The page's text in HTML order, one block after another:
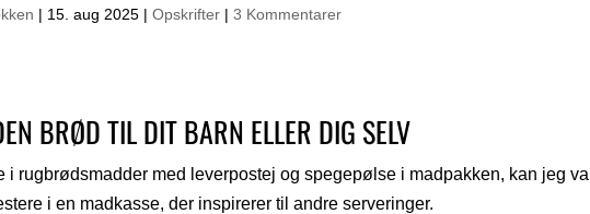
| 15. aug 2025 | Opskrifter | 3 Kommentarer
BRØD TIL DIT BARN ELLER DIG SELV
i rugbrødsmadder med leverpostej og spegepølse i madpakken, kan jeg
i en madkasse, der inspirerer til andre serveringer.